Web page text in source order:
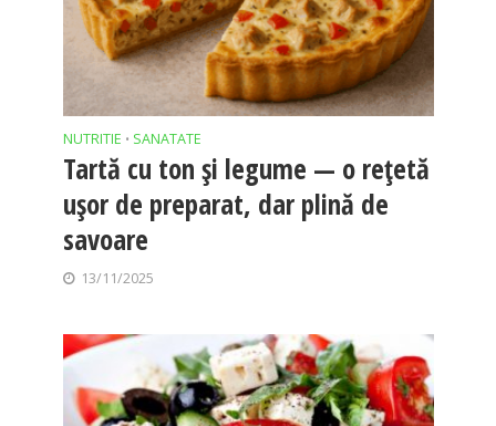
NUTRITIE • SANATATE
Tartă cu ton și legume — o rețetă
ușor de preparat, dar plină de
savoare
13/11/2025